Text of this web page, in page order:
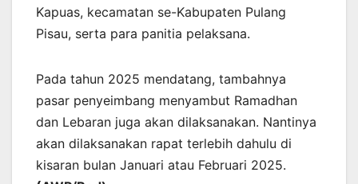
Kapuas, kecamatan se-Kabupaten Pulang
Pisau, serta para panitia pelaksana.
Pada tahun 2025 mendatang, tambahnya
pasar penyeimbang menyambut Ramadhan
dan Lebaran juga akan dilaksanakan. Nantinya
akan dilaksanakan rapat terlebih dahulu di
kisaran bulan Januari atau Februari 2025.